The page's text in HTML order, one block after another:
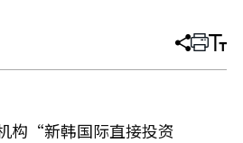
分
文
打 调
大
构“新韩国际直接投资